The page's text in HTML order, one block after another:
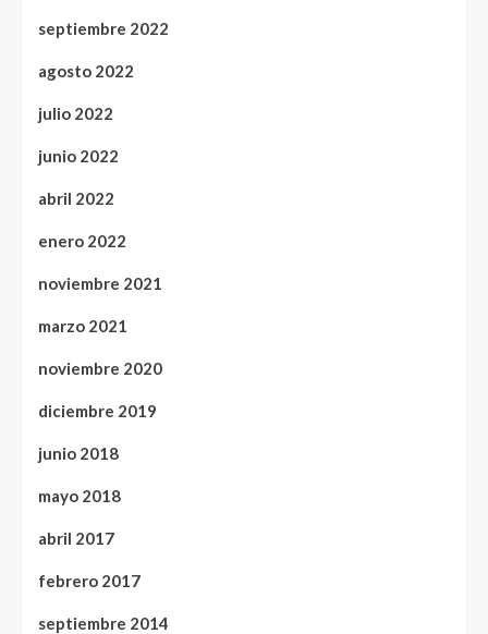
septiembre 2022
agosto 2022
julio 2022
junio 2022
abril 2022
enero 2022
noviembre 2021
marzo 2021
noviembre 2020
diciembre 2019
junio 2018
mayo 2018
abril 2017
febrero 2017
septiembre 2014